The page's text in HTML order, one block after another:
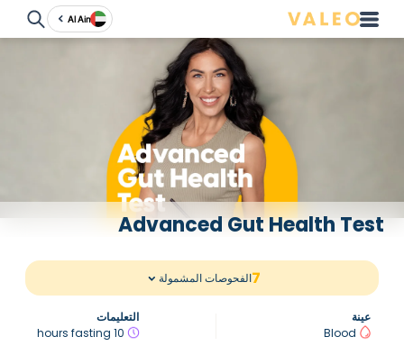
Al Ain
Advanced Gut Health Test
7الفحوصات المشمولة
عينة
Blood
التعليمات
10 hours fasting